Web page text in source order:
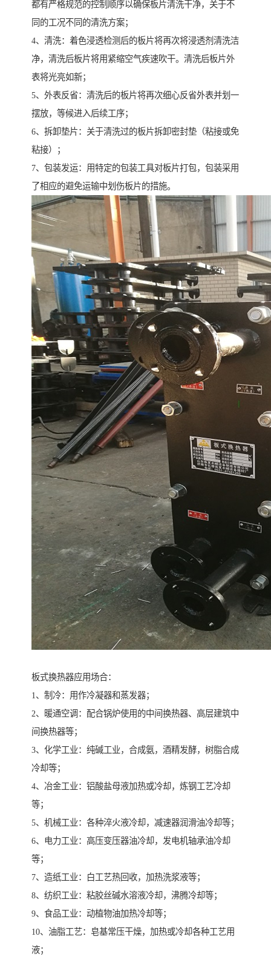
都有严格规范的控制顺序以确保板片清洗干净，关于不
同的工况不同的清洗方案；
4、清洗：着色浸透检测后的板片将再次将浸透剂清洗洁
净，清洗后板片将用紧缩空气疾速吹干。清洗后板片外
表将光亮如新；
5、外表反省：清洗后的板片将再次细心反省外表并划一
摆放，等候进入后续工序；
6、拆卸垫片：关于清洗过的板片拆卸密封垫（粘接或免
粘接）；
7、包装发运：用特定的包装工具对板片打包，包装采用
了相应的避免运输中划伤板片的措施。
板式换热器应用场合：
1、制冷：用作冷凝器和蒸发器；
2、暖通空调：配合锅炉使用的中间换热器、高层建筑中
间换热器等；
3、化学工业：纯碱工业，合成氨，酒精发酵，树脂合成
冷却等；
4、冶金工业：铝酸盐母液加热或冷却，炼钢工艺冷却
等；
5、机械工业：各种淬火液冷却，减速器润滑油冷却等；
6、电力工业：高压变压器油冷却，发电机轴承油冷却
等；
7、造纸工业：白工艺热回收，加热洗浆液等；
8、纺织工业：粘胶丝碱水溶液冷却，沸腾冷却等；
9、食品工业：动植物油加热冷却等；
10、油脂工艺：皂基常压干燥，加热或冷却各种工艺用
液；